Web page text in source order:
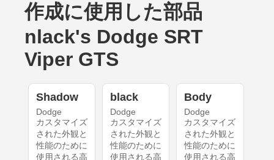
作成に使用した部品
nlack's Dodge SRT
Viper GTS
Shadow
Dodge
カスタマイズ
された外観と
性能のために
使用される高
black
Dodge
カスタマイズ
された外観と
性能のために
使用される高
Body
Dodge
カスタマイズ
された外観と
性能のために
使用される高